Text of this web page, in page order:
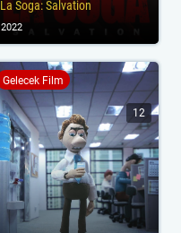
La Soga: Salvation
2022
Gelecek Film
12